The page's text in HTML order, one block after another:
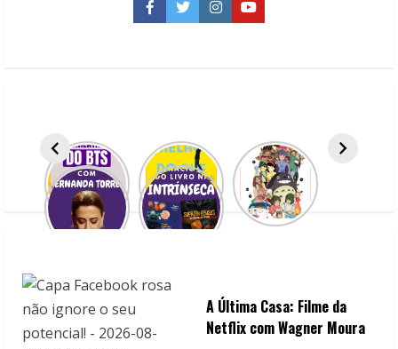
n
g
Facebook
TwitterInstagramYouTube
A Última Casa: Filme da
Netflix com Wagner Moura